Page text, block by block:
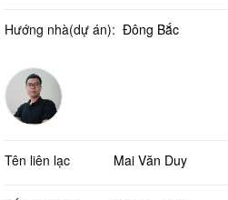
Hướng nhà(dự án): Đông Bắc
Tên liên lạc Mai Văn Duy